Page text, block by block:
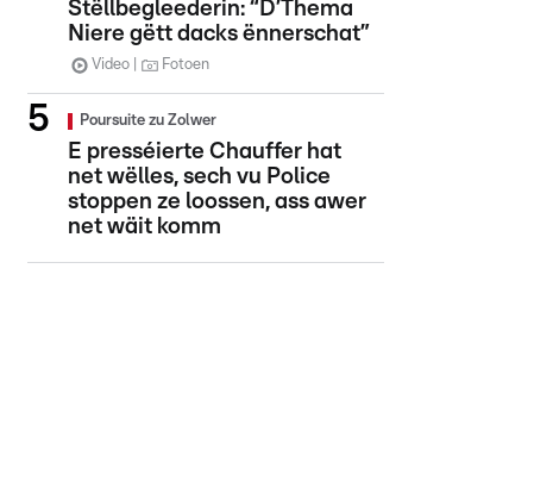
Stëllbegleederin: “D’Thema
Niere gëtt dacks ënnerschat”
Video Fotoen
Poursuite zu Zolwer
E presséierte Chauffer hat
net wëlles, sech vu Police
stoppen ze loossen, ass awer
net wäit komm